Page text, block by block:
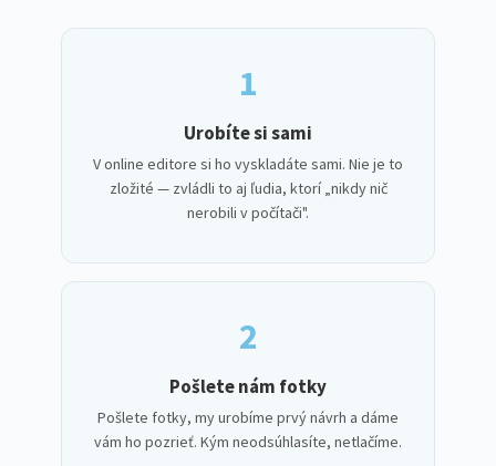
1
Urobíte si sami
V online editore si ho vyskladáte sami. Nie je to
zložité — zvládli to aj ľudia, ktorí „nikdy nič
nerobili v počítači".
2
Pošlete nám fotky
Pošlete fotky, my urobíme prvý návrh a dáme
vám ho pozrieť. Kým neodsúhlasíte, netlačíme.